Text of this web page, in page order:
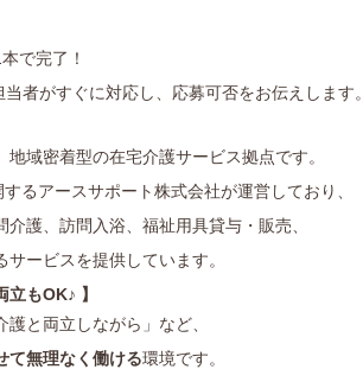
で完了！
者がすぐに対応し、応募可否をお伝えします。
域密着型の在宅介護サービス拠点です。
るアースサポート株式会社が運営しており、
護、訪問入浴、福祉用具貸与・販売、
サービスを提供しています。
立もOK♪ 】
護と両立しながら」など、
て無理なく働ける環境です。